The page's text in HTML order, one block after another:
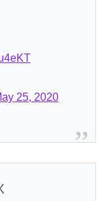
25, 2020